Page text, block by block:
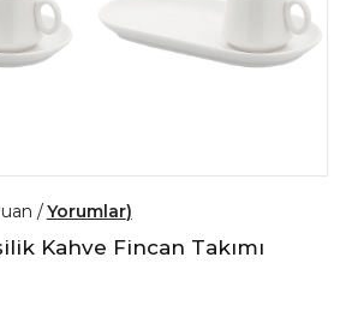
Yorumlar
Kahve Fincan Takımı